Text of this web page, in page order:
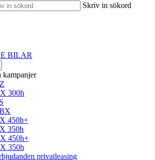
Skriv in sökord
BILAR
kampanjer
300h
450h+
350h
450h+
350h
privatleasing